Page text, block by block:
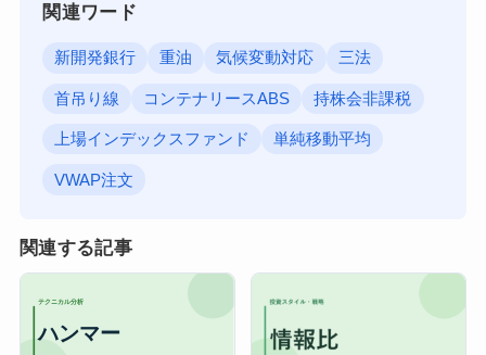
関連ワード
新開発銀行 重油 気候変動対応 三法
首吊り線 コンテナリースABS 持株会非課税
上場インデックスファンド 単純移動平均
VWAP注文
関連する記事